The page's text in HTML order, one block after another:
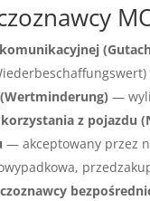
—
z pojazdu
— akceptowany przez